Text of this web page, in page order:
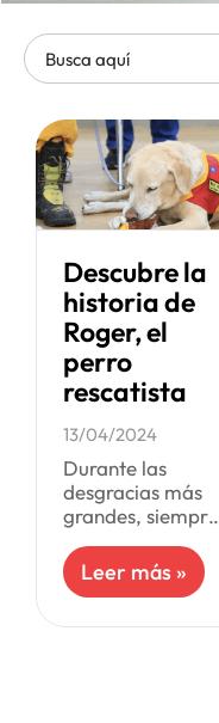
Descubre la
historia de
Roger, el
perro
rescatista
13/04/2024
Durante las
desgracias más
grandes, siempre
que nos hacen
recuperar la
traen un poco de
Leer más »